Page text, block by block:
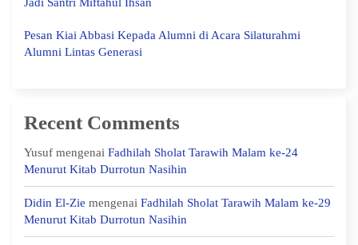
Pesan Kiai Abbasi Kepada Alumni di Acara Silaturahmi
Alumni Lintas Generasi
Recent Comments
Yusuf mengenai Fadhilah Sholat Tarawih Malam ke-24
Menurut Kitab Durrotun Nasihin
Didin El-Zie mengenai Fadhilah Sholat Tarawih Malam ke-29
Menurut Kitab Durrotun Nasihin